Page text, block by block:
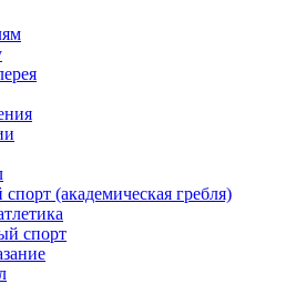
спорт (академическая гребля)
спорт